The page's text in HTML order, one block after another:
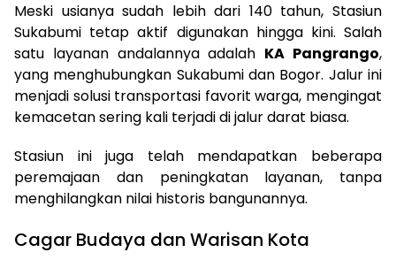
Meski usianya sudah lebih dari 140 tahun, Stasiun
Sukabumi tetap aktif digunakan hingga kini. Salah
satu layanan andalannya adalah KA Pangrango,
yang menghubungkan Sukabumi dan Bogor. Jalur ini
menjadi solusi transportasi favorit warga, mengingat
kemacetan sering kali terjadi di jalur darat biasa.
Stasiun ini juga telah mendapatkan beberapa
peremajaan dan peningkatan layanan, tanpa
menghilangkan nilai historis bangunannya.
Cagar Budaya dan Warisan Kota